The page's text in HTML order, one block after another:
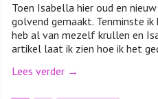
Toen Isabella hier oud en
golvend gemaakt. Tenminste
heb al van mezelf krullen en
artikel laat ik zien hoe ik het
Lees verder →